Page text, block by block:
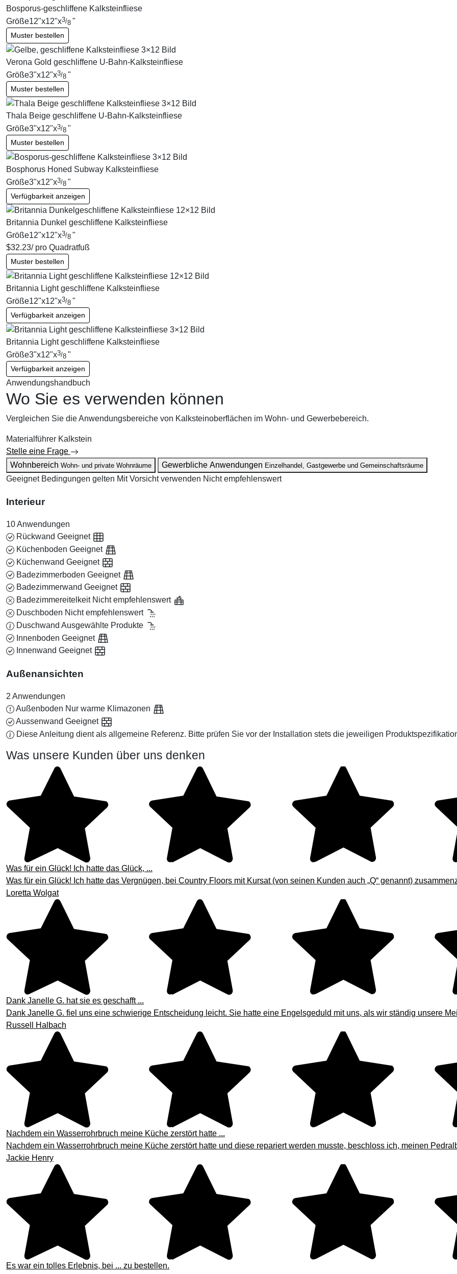
Bosporus-geschliffene Kalksteinfliese
Größe12"x12"x3/8 "
Muster bestellen
Verona Gold geschliffene U-Bahn-Kalksteinfliese
Größe3"x12"x3/8 "
Muster bestellen
Thala Beige geschliffene U-Bahn-Kalksteinfliese
Größe3"x12"x3/8 "
Muster bestellen
Bosphorus Honed Subway Kalksteinfliese
Größe3"x12"x3/8 "
Verfügbarkeit anzeigen
Britannia Dunkel geschliffene Kalksteinfliese
Größe12"x12"x3/8 "
$32.23/ pro Quadratfuß
Muster bestellen
Britannia Light geschliffene Kalksteinfliese
Größe12"x12"x3/8 "
Verfügbarkeit anzeigen
Britannia Light geschliffene Kalksteinfliese
Größe3"x12"x3/8 "
Verfügbarkeit anzeigen
Anwendungshandbuch
Wo Sie es verwenden können
Vergleichen Sie die Anwendungsbereiche von Kalksteinoberflächen im Wohn- und Gewerbebereich.
Materialführer Kalkstein
Stelle eine Frage
Wohnbereich Wohn- und private Wohnräume Gewerbliche Anwendungen Einzelhandel, Gastgewerbe und Gemeinschaftsräume
Geeignet Bedingungen gelten Mit Vorsicht verwenden Nicht empfehlenswert
Interieur
10 Anwendungen
Rückwand Geeignet
Küchenboden Geeignet
Küchenwand Geeignet
Badezimmerboden Geeignet
Badezimmerwand Geeignet
Badezimmereitelkeit Nicht empfehlenswert
Duschboden Nicht empfehlenswert
Duschwand Ausgewählte Produkte
Innenboden Geeignet
Innenwand Geeignet
Außenansichten
2 Anwendungen
Außenboden Nur warme Klimazonen
Aussenwand Geeignet
Diese Anleitung dient als allgemeine Referenz. Bitte prüfen Sie vor der Installation stets die jeweiligen
Was unsere Kunden über uns denken
Was für ein Glück! Ich hatte das Glück, ...
Was für ein Glück! Ich hatte das Vergnügen, bei Country Floors mit Kursat (von seinen Kunden auch „Q“ genannt)
Loretta Wolgat
Dank Janelle G. hat sie es geschafft ...
Dank Janelle G. fiel uns eine schwierige Entscheidung leicht. Sie hatte eine Engelsgeduld mit uns, als wir ständig unsere
Russell Halbach
Nachdem ein Wasserrohrbruch meine Küche zerstört hatte ...
Nachdem ein Wasserrohrbruch meine Küche zerstört hatte und diese repariert werden musste, beschloss ich, meinen
Jackie Henry
Es war ein tolles Erlebnis, bei ... zu bestellen.